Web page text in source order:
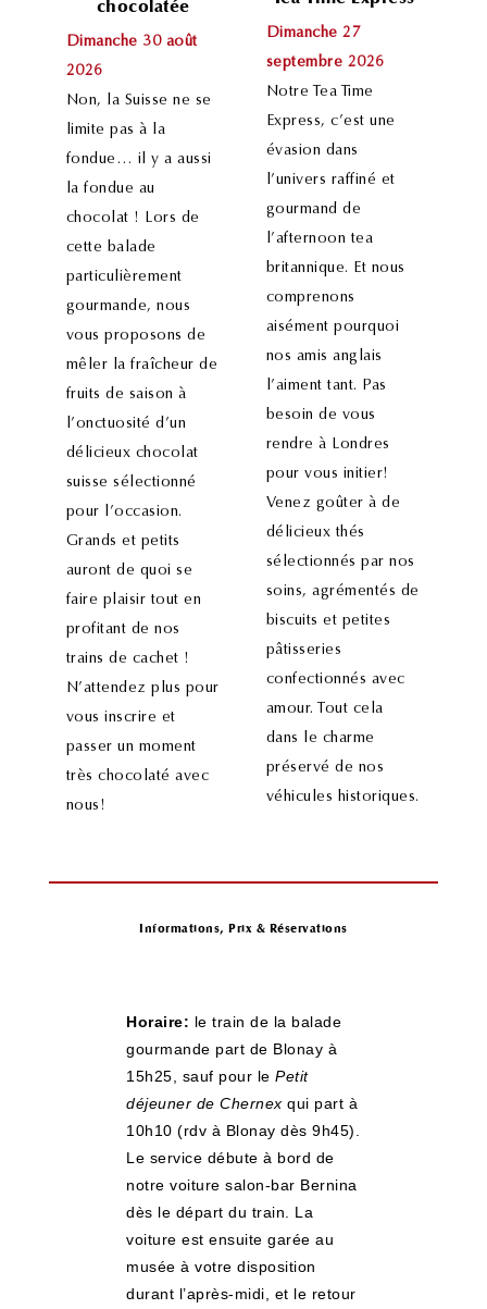
chocolatée
Dimanche 30 août
2026
Non, la Suisse ne se
limite pas à la
fondue… il y a aussi
la fondue au
chocolat ! Lors de
cette balade
particulièrement
gourmande, nous
vous proposons de
mêler la fraîcheur de
fruits de saison à
l’onctuosité d’un
délicieux chocolat
suisse sélectionné
pour l’occasion.
Grands et petits
auront de quoi se
faire plaisir tout en
profitant de nos
trains de cachet !
N’attendez plus pour
vous inscrire et
passer un moment
très chocolaté avec
nous!
Dimanche 27
septembre 2026
Notre Tea Time
Express, c’est une
évasion dans
l’univers raffiné et
gourmand de
l’afternoon tea
britannique. Et nous
comprenons
aisément pourquoi
nos amis anglais
l’aiment tant. Pas
besoin de vous
rendre à Londres
pour vous initier!
Venez goûter à de
délicieux thés
sélectionnés par nos
soins, agrémentés de
biscuits et petites
pâtisseries
confectionnés avec
amour. Tout cela
dans le charme
préservé de nos
véhicules historiques.
Informations, Prix & Réservations
Horaire: le train de la balade
gourmande part de Blonay à
15h25, sauf pour lePetit
déjeuner de Chernex qui part à
10h10 (rdv à Blonay dès 9h45).
Le service débute à bord de
notre voiture salon-bar Bernina
dès le départ du train. La
voiture est ensuite garée au
musée à votre disposition
durant l’après-midi, et le retour